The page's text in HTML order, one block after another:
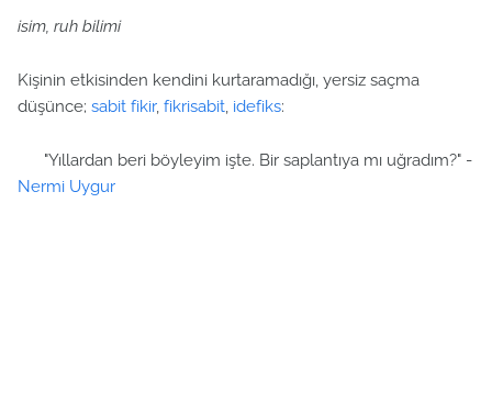
isim, ruh bilimi
Kişinin etkisinden kendini kurtaramadığı, yersiz saçma
düşünce; sabit fikir, fikrisabit, idefiks:
"Yıllardan beri böyleyim işte. Bir saplantıya mı uğradım?" -
Nermi Uygur